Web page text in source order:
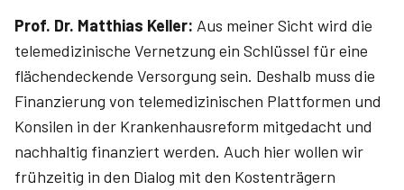
Prof. Dr. ­Matthias ­Keller: Aus meiner Sicht wird die
telemedizinische Vernetzung ein Schlüssel für eine
flächendeckende Versorgung sein. Deshalb muss die
Finanzierung von telemedizinischen Plattformen und
Konsilen in der Krankenhausreform mitgedacht und
nachhaltig finanziert werden. Auch hier wollen wir
frühzeitig in den Dialog mit den Kostenträgern